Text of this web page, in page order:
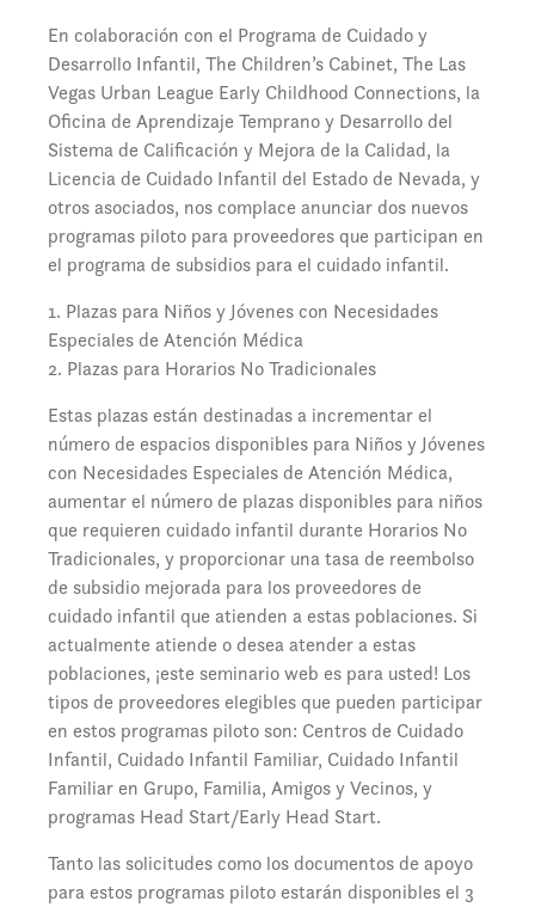
En colaboración con el Programa de Cuidado y
Desarrollo Infantil, The Children’s Cabinet, The Las
Vegas Urban League Early Childhood Connections, la
Oficina de Aprendizaje Temprano y Desarrollo del
Sistema de Calificación y Mejora de la Calidad, la
Licencia de Cuidado Infantil del Estado de Nevada, y
otros asociados, nos complace anunciar dos nuevos
programas piloto para proveedores que participan en
el programa de subsidios para el cuidado infantil.
1. Plazas para Niños y Jóvenes con Necesidades
Especiales de Atención Médica
2. Plazas para Horarios No Tradicionales
Estas plazas están destinadas a incrementar el
número de espacios disponibles para Niños y Jóvenes
con Necesidades Especiales de Atención Médica,
aumentar el número de plazas disponibles para niños
que requieren cuidado infantil durante Horarios No
Tradicionales, y proporcionar una tasa de reembolso
de subsidio mejorada para los proveedores de
cuidado infantil que atienden a estas poblaciones. Si
actualmente atiende o desea atender a estas
poblaciones, ¡este seminario web es para usted! Los
tipos de proveedores elegibles que pueden participar
en estos programas piloto son: Centros de Cuidado
Infantil, Cuidado Infantil Familiar, Cuidado Infantil
Familiar en Grupo, Familia, Amigos y Vecinos, y
programas Head Start/Early Head Start.
Tanto las solicitudes como los documentos de apoyo
para estos programas piloto estarán disponibles el 3